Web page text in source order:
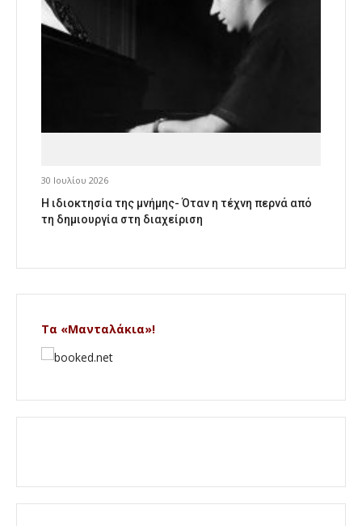
30 Ιουλίου 2026
Η ιδιοκτησία της μνήμης- Όταν η τέχνη περνά από
τη δημιουργία στη διαχείριση
Τα «Μανταλάκια»!